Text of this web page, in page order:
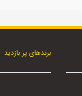
برندهای پر بازدید